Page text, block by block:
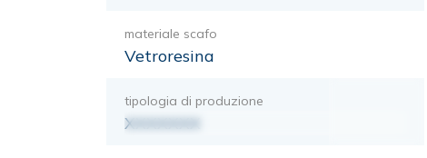
materiale scafo
Vetroresina
tipologia di produzione
XXXXXXX